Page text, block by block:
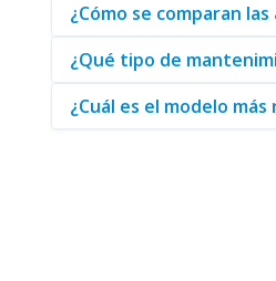
¿Cómo se comparan
¿Qué tipo de
¿Cuál es el modelo